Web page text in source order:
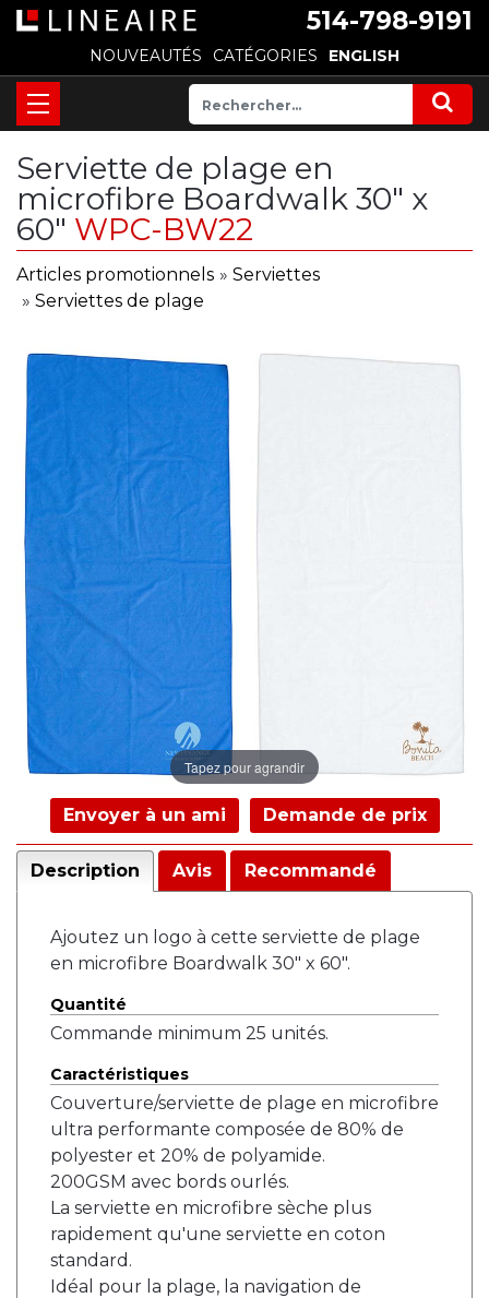
514-798-9191
NOUVEAUTÉS CATÉGORIES ENGLISH
Serviette de plage en
microfibre Boardwalk 30" x
60" WPC-BW22
Articles promotionnels » Serviettes
» Serviettes de plage
Tapez pour agrandir
Envoyer à un ami Demande de prix
Description Avis Recommandé
Ajoutez un logo à cette serviette de plage
en microfibre Boardwalk 30" x 60".
Quantité
Commande minimum 25 unités.
Caractéristiques
Couverture/serviette de plage en microfibre
ultra performante composée de 80% de
polyester et 20% de polyamide.
200GSM avec bords ourlés.
La serviette en microfibre sèche plus
rapidement qu'une serviette en coton
standard.
Idéal pour la plage, la navigation de